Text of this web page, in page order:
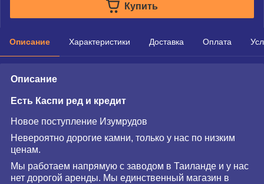
Купить
Описание Характеристики Доставка Оплата
Описание
Есть Каспи ред и кредит
Новое поступление Изумрудов
Невероятно дорогие камни, только у нас по низким
ценам.
Мы работаем напрямую с заводом в Таиланде и у нас
нет дорогой аренды. Мы единственный магазин в